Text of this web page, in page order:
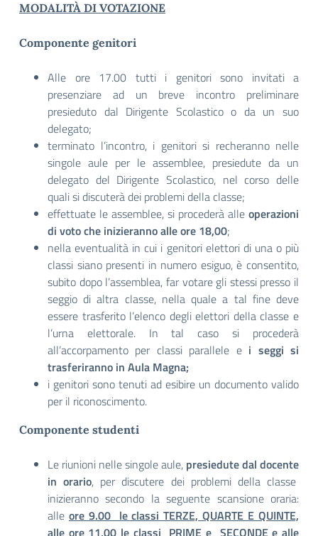
MODALITÀ DI VOTAZIONE
Componente genitori
Alle ore 17.00 tutti i genitori sono invitati a
presenziare ad un breve incontro preliminare
presieduto dal Dirigente Scolastico o da un suo
delegato;
terminato l’incontro, i genitori si recheranno nelle
singole aule per le assemblee, presiedute da un
delegato del Dirigente Scolastico, nel corso delle
quali si discuterà dei problemi della classe;
effettuate le assemblee, si procederà alle operazioni
di votoche inizieranno alle ore 18,00;
nella eventualità in cui i genitori elettori di una o più
classi siano presenti in numero esiguo, è consentito,
subito dopo l’assemblea, far votare gli stessi presso il
seggio di altra classe, nella quale a tal fine deve
essere trasferito l’elenco degli elettori della classe e
l’urna elettorale. In tal caso si procederà
all’accorpamento per classi parallele e i seggi si
trasferiranno in Aula Magna;
i genitori sono tenuti ad esibire un documento valido
per il riconoscimento.
Componente studenti
Le riunioni nelle singole aule, presiedute dal docente
in orario, per discutere dei problemi della classe
inizieranno secondo la seguente scansione oraria:
alle ore 9.00 le classi TERZE, QUARTE E QUINTE,
alle ore 11,00 le classi PRIME e SECONDE e alle